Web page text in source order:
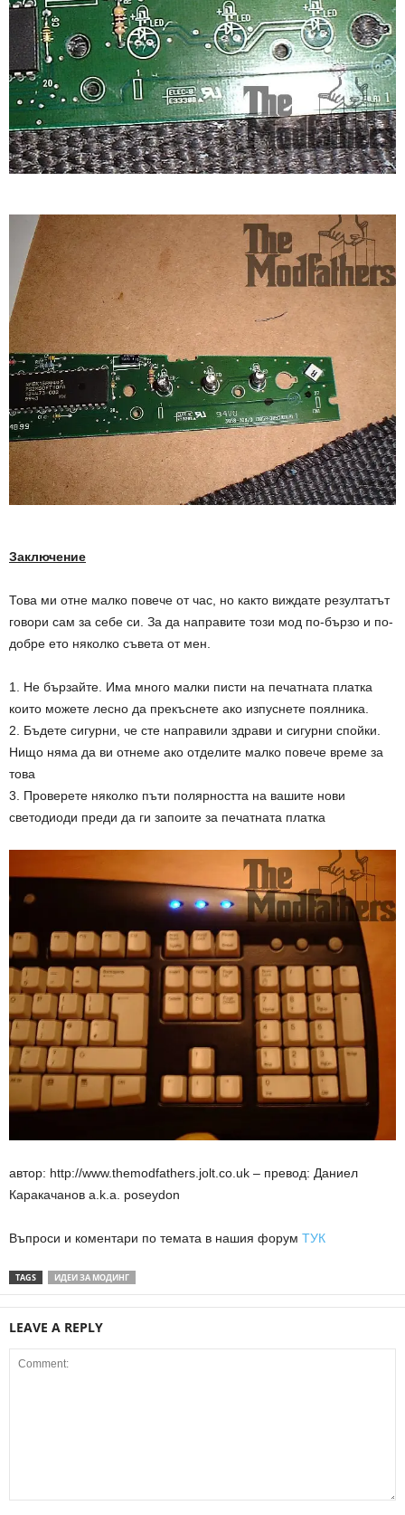
Заключение
Това ми отне малко повече от час, но както виждате резултатът
говори сам за себе си. За да направите този мод по-бързо и по-
добре ето няколко съвета от мен.
1. Не бързайте. Има много малки писти на печатната платка
които можете лесно да прекъснете ако изпуснете поялника.
2. Бъдете сигурни, че сте направили здрави и сигурни спойки.
Нищо няма да ви отнеме ако отделите малко повече време за
това
3. Проверете няколко пъти полярността на вашите нови
светодиоди преди да ги запоите за печатната платка
автор: http://www.themodfathers.jolt.co.uk – превод: Даниел
Каракачанов a.k.a. poseydon
Въпроси и коментари по темата в нашия форум ТУК
TAGS ИДЕИ ЗА МОДИНГ
LEAVE A REPLY